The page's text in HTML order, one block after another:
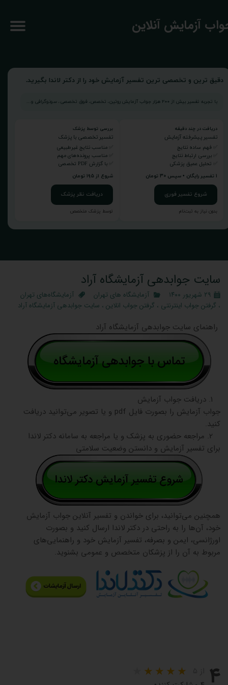
آزمایش آنلاین
دقیق ترین و تخصصی ترین تفسیر آزمایش خود را از دکتر لاندا بگیرید.
با تجربه تفسیر بیش از ۲۰۰ هزار جواب آزمایش روتین، تخصص، فوق تخصصی، سونوگرافی و...
دریافت در چند دقیقه
تفسیر پیشرفته آزمایش
✅ فهم ساده نتایج
✅ بررسی ارتباط نتایج
✅ تحلیل عمیق پزشکی
۱ تفسیر رایگان • سپس ۳۰ تومان
شروع تفسیر فوری
بدون نیاز به ثبت‌نام
بررسی توسط پزشک
تفسیر تخصصی با پزشک
✅ مناسب نتایج غیرطبیعی
✅ مناسب پرونده‌های مهم
✅ با گزارش PDF تخصصی
شروع از ۱۹۵ تومان
دریافت نظر پزشک
توسط پزشک متخصص
سایت جوابدهی آزمایشگاه آراد
۲۹ شهریور ۱۴۰۰ آزمایشگاه‌ های تهران
آزمایشگاه‌های تهران
، گرفتن جواب اینترنتی ، گرفتن جواب انلاین ، سایت جوابدهی آزمایشگاه آراد
راهنمای سایت جوابدهی آزمایشگاه آراد
جواب آزمایش را بصورت فایل pdf و یا تصویر می‌توانید دریافت
کنید.
2. مراجعه حضوری به پزشک و یا مراجعه به سامانه دکتر لاندا
برای تفسیر آزمایش و دانستن وضعیت سلامتی
همچنین می‌توانید، برای خواندن و تفسیر آنلاین جواب آزمایش
خود، آن‌ها را به راحتی در دکتر لاندا ارسال کنید و بصورت
اورژانسی، ایمن و بصرفه، تفسیر آزمایش خود و راهنمایی‌های
مربوط به آن را از پزشکان متخصص و عمومی بشنوید.
۴